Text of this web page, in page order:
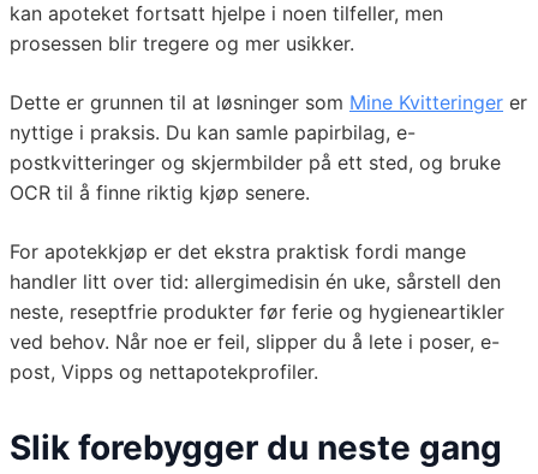
kan apoteket fortsatt hjelpe i noen tilfeller, men
prosessen blir tregere og mer usikker.
Dette er grunnen til at løsninger som Mine Kvitteringer er
nyttige i praksis. Du kan samle papirbilag, e-
postkvitteringer og skjermbilder på ett sted, og bruke
OCR til å finne riktig kjøp senere.
For apotekkjøp er det ekstra praktisk fordi mange
handler litt over tid: allergimedisin én uke, sårstell den
neste, reseptfrie produkter før ferie og hygieneartikler
ved behov. Når noe er feil, slipper du å lete i poser, e-
post, Vipps og nettapotekprofiler.
Slik forebygger du neste gang